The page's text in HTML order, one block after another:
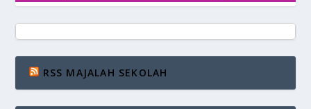
RSS MAJALAH SEKOLAH